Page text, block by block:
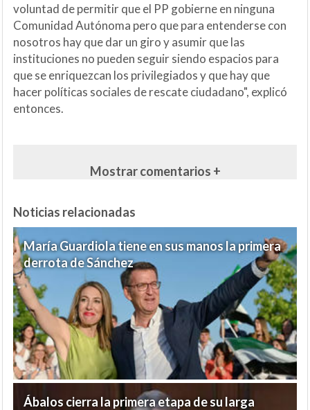
voluntad de permitir que el PP gobierne en ninguna
Comunidad Autónoma pero que para entenderse con
nosotros hay que dar un giro y asumir que las
instituciones no pueden seguir siendo espacios para
que se enriquezcan los privilegiados y que hay que
hacer políticas sociales de rescate ciudadano", explicó
entonces.
Mostrar comentarios +
Noticias relacionadas
María Guardiola tiene en sus manos la primera
derrota de Sánchez
Ábalos cierra la primera etapa de su larga